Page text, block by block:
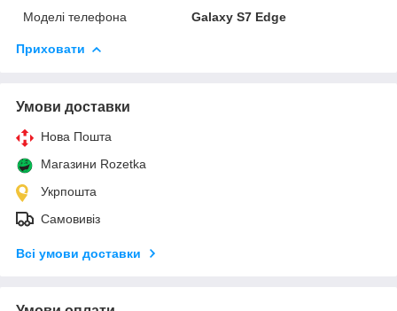
Моделі телефона
Galaxy S7 Edge
Приховати
Умови доставки
Нова Пошта
Магазини Rozetka
Укрпошта
Самовивіз
Всі умови доставки